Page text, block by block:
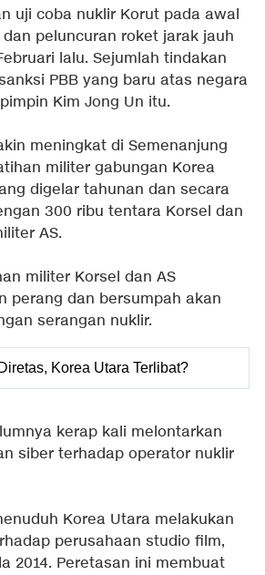
uji coba nuklir Korut pada awal
peluncuran roket jarak jauh
lalu. Sejumlah tindakan
PBB yang baru atas negara
Kim Jong Un itu.
meningkat di Semenanjung
militer gabungan Korea
digelar tahunan dan secara
300 ribu tentara Korsel dan
AS.
militer Korsel dan AS
perang dan bersumpah akan
serangan nuklir.
Korea Utara Terlibat?
kerap kali melontarkan
siber terhadap operator nuklir
Korea Utara melakukan
perusahaan studio film,
2014. Peretasan ini membuat